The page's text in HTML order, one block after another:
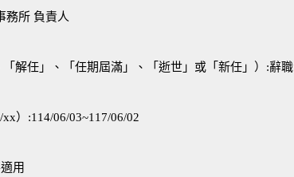
務所 負責人
解任」、「任期屆滿」、「逝世」或「新任」）:辭職
）:114/06/03~117/06/02
用